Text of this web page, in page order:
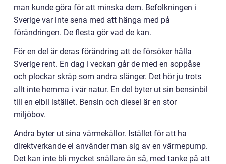
man kunde göra för att minska dem. Befolkningen i
Sverige var inte sena med att hänga med på
förändringen. De flesta gör vad de kan.
För en del är deras förändring att de försöker hålla
Sverige rent. En dag i veckan går de med en soppåse
och plockar skräp som andra slänger. Det hör ju trots
allt inte hemma i vår natur. En del byter ut sin bensinbil
till en elbil istället. Bensin och diesel är en stor
miljöbov.
Andra byter ut sina värmekällor. Istället för att ha
direktverkande el använder man sig av en värmepump.
Det kan inte bli mycket snällare än så, med tanke på att